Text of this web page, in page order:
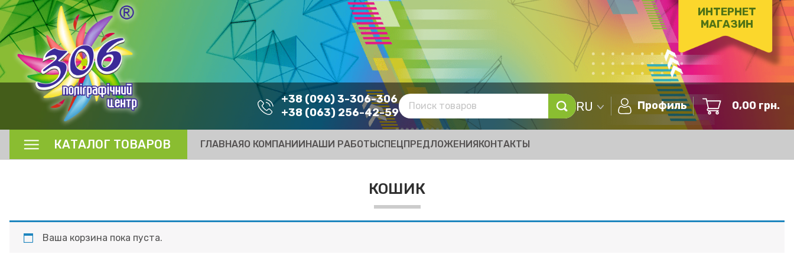
ИНТЕРНЕТ
МАГАЗИН
+38 (096) 3-306-306
+38 (063) 256-42-59
RU Профиль 0,00 грн.
КАТАЛОГ ТОВАРОВ ГЛАВНАЯО КОМПАНИИНАШИ РАБОТЫСПЕЦПРЕДЛОЖЕНИЯКОНТАКТЫ
КОШИК
Ваша корзина пока пуста.